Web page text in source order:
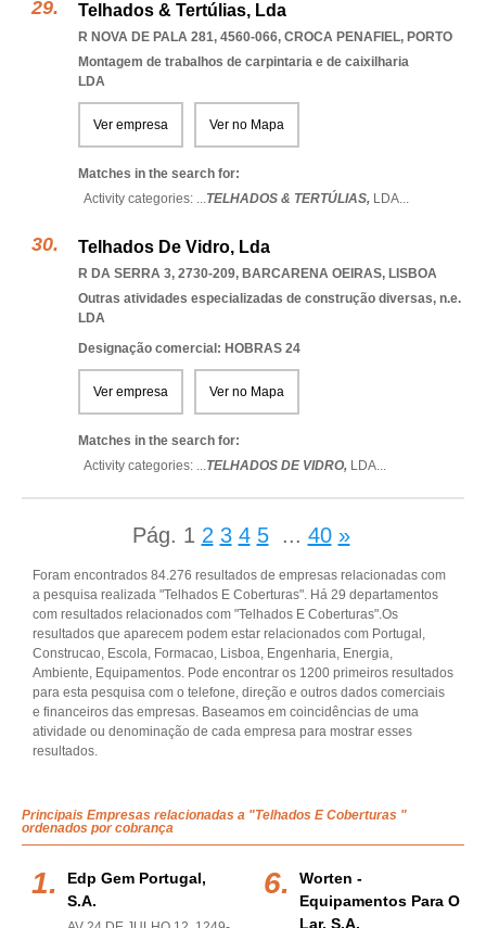
Telhados & Tertúlias, Lda
R NOVA DE PALA 281, 4560-066, CROCA PENAFIEL, PORTO
Montagem de trabalhos de carpintaria e de caixilharia
LDA
Ver empresa Ver no Mapa
Matches in the search for:
Activity categories: ...TELHADOS & TERTÚLIAS, LDA...
Telhados De Vidro, Lda
R DA SERRA 3, 2730-209, BARCARENA OEIRAS, LISBOA
Outras atividades especializadas de construção diversas, n.e.
LDA
Designação comercial: HOBRAS 24
Ver empresa Ver no Mapa
Matches in the search for:
Activity categories: ...TELHADOS DE VIDRO, LDA...
Pág. 1 2 3 4 5 ... 40 »
Foram encontrados 84.276 resultados de empresas relacionadas com
a pesquisa realizada "Telhados E Coberturas". Há 29 departamentos
com resultados relacionados com "Telhados E Coberturas".Os
resultados que aparecem podem estar relacionados com Portugal,
Construcao, Escola, Formacao, Lisboa, Engenharia, Energia,
Ambiente, Equipamentos. Pode encontrar os 1200 primeiros resultados
para esta pesquisa com o telefone, direção e outros dados comerciais
e financeiros das empresas. Baseamos em coincidências de uma
atividade ou denominação de cada empresa para mostrar esses
resultados.
Principais Empresas relacionadas a "Telhados E Coberturas "
ordenados por cobrança
Edp Gem Portugal,
S.a.
Worten -
Equipamentos Para O
Lar, S.a.